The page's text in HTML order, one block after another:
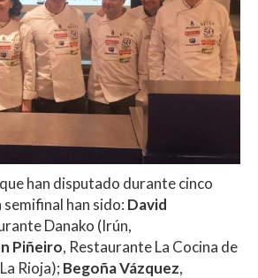
han disputado durante cinco
han sido: David
Danako (Irún,
Piñeiro, Restaurante La Cocina de
Rioja); Begoña Vázquez,